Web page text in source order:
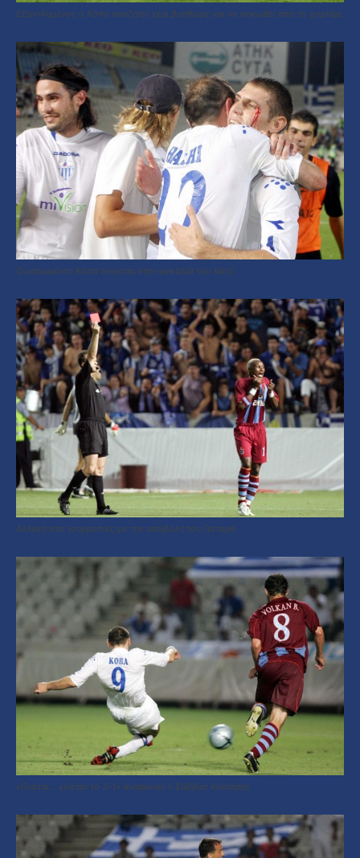
Εξαντλημένος ο Κόπα αναζητεί χέρι βοηθείας για να σηκωθεί από το χορτάρι
Ο ματωμένος Κόπα πνίγεται στην αγκαλιά του Χάτζι
Αλλαγή στις ισορροπίες με την αποβολή του Γιαταρά
«Γίνεται… γίνεται το 3-1» αναφωνεί ο Σάββας Κοσιάρης